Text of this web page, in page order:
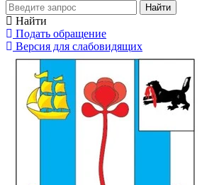
Найти
Найти
Подать обращение
Версия для слабовидящих